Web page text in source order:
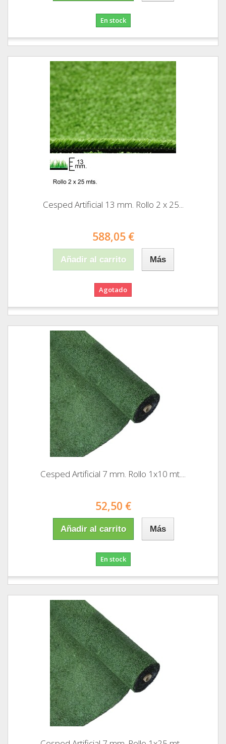
En stock
Cesped Artificial 13 mm. Rollo 2 x 25...
588,05 €
Añadir al carrito Más
Agotado
Cesped Artificial 7 mm. Rollo 1x10 mt....
52,50 €
Añadir al carrito Más
En stock